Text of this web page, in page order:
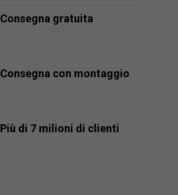
Consegna gratuita
Consegna con montaggio
Più di 7 milioni di clienti